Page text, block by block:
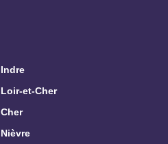
Indre
Loir-et-Cher
Cher
Nièvre